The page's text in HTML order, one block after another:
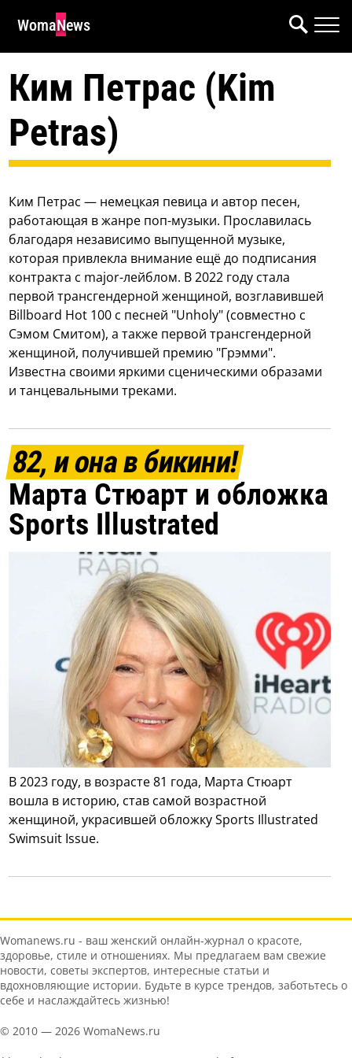
WomaNews
Ким Петрас (Kim
Petras)
Ким Петрас — немецкая певица и автор песен,
работающая в жанре поп-музыки. Прославилась
благодаря независимо выпущенной музыке,
которая привлекла внимание ещё до подписания
контракта с major-лейблом. В 2022 году стала
первой трансгендерной женщиной, возглавившей
Billboard Hot 100 с песней "Unholy" (совместно с
Сэмом Смитом), а также первой трансгендерной
женщиной, получившей премию "Грэмми".
Известна своими яркими сценическими образами
и танцевальными треками.
82, и она в бикини!
Марта Стюарт и обложка
Sports Illustrated
В 2023 году, в возрасте 81 года, Марта Стюарт
вошла в историю, став самой возрастной
женщиной, украсившей обложку Sports Illustrated
Swimsuit Issue.
Womanews.ru - ваш женский онлайн-журнал о красоте,
здоровье, стиле и отношениях. Мы предлагаем вам свежие
новости, советы экспертов, интересные статьи и
вдохновляющие истории. Будьте в курсе трендов, заботьтесь о
себе и наслаждайтесь жизнью!
© 2010 — 2026 WomaNews.ru